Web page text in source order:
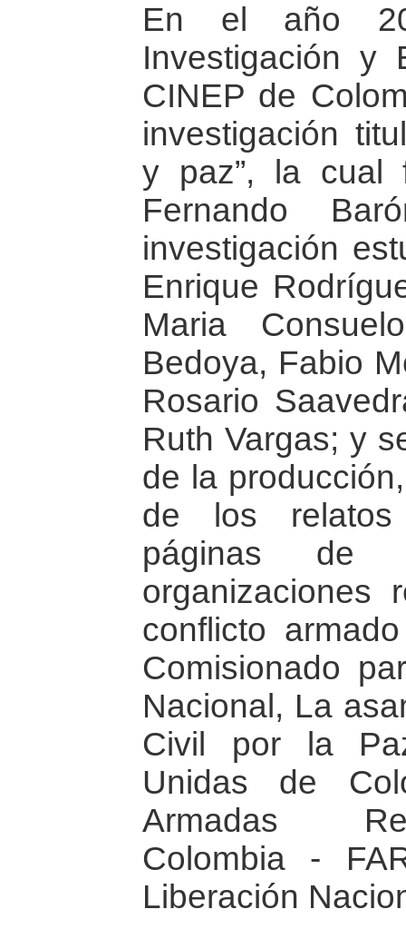
En el año
Investigación y
CINEP de
investigación
y paz”, la cual
Fernando
investigación
Enrique
Maria
Bedoya, Fabio
Rosario
Ruth Vargas; y
de la
de los
páginas de
organizaciones
conflicto
Comisionado
Nacional, La
Civil por la
Unidas de
Armadas
Colombia -
Liberación